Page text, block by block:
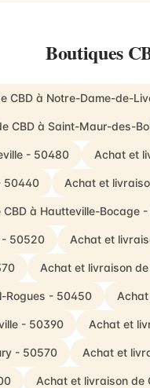
Boutiques
CBD à Notre-Dame-de-
CBD à Saint-Maur-des-
- 50480 Achat et
50440 Achat et
à Hautteville-Bocage
- 50520 Achat et
Achat et livraison
Rogues - 50450
- 50390 Achat et
- 50570 Achat et
Achat et livraison de